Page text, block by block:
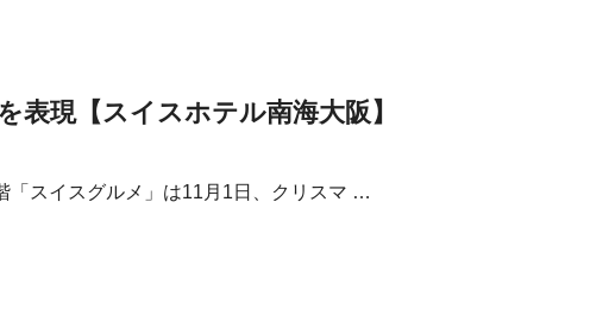
表現【スイスホテル南海大阪】
「スイスグルメ」は11月1日、クリスマ …